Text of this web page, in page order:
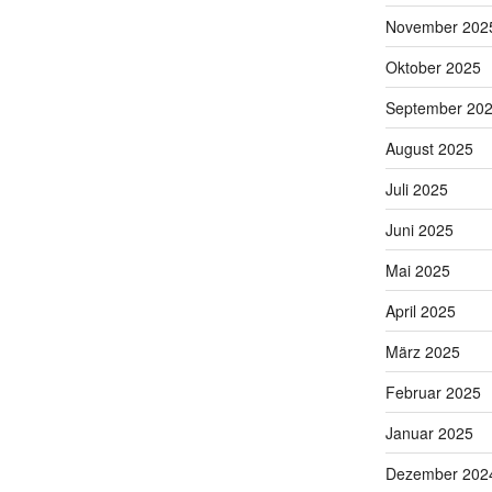
November
Oktober 2025
September
August 2025
Juli 2025
Juni 2025
Mai 2025
April 2025
März 2025
Februar 2025
Januar 2025
Dezember